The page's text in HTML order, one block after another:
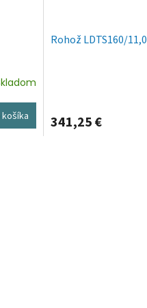
košíka
Rohož LDTS160/11,0
341,25 €